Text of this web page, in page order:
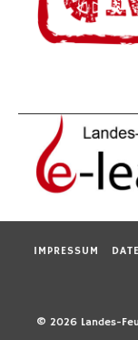
IMPRESSUM
© 2026 Landes-